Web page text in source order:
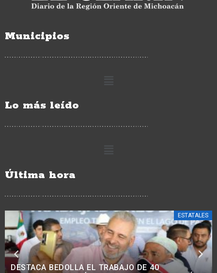
Municipios
Lo más leído
Última hora
ESTATALES
AVANZA MODERNIZACIÓN VIAL EN COMUNIDADES